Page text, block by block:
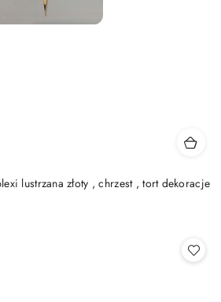
lustrzana złoty , chrzest , tort dekoracje